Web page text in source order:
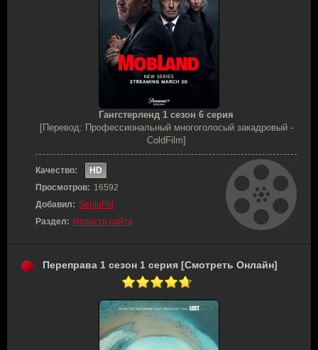
Гангстерленд 1 сезон 6 серия
[Перевод: Профессиональный многоголосый закадровый -
ColdFilm]
Качество:
HD
Просмотров: 16592
Добавил: SenjuFM
Раздел: Новости сайта
Переправа 1 сезон 1 серия [Смотреть Онлайн]